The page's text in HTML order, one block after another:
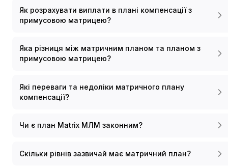
Як розрахувати виплати в плані компенсації з
примусовою матрицею?
Яка різниця між матричним планом та планом з
примусовою матрицею?
Які переваги та недоліки матричного плану
компенсації?
Чи є план Matrix МЛМ законним?
Скільки рівнів зазвичай має матричний план?